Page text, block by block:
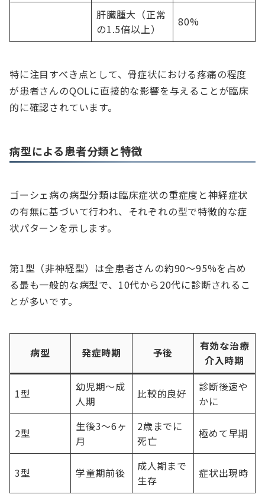
肝臓腫大（正常
の1.5倍以上）
80%
特に注目すべき点として、骨症状における疼痛の程度
が患者さんのQOLに直接的な影響を与えることが臨床
的に確認されています。
病型による患者分類と特徴
ゴーシェ病の病型分類は臨床症状の重症度と神経症状
の有無に基づいて行われ、それぞれの型で特徴的な症
状パターンを示します。
第1型（非神経型）は全患者さんの約90〜95%を占め
る最も一般的な病型で、10代から20代に診断されるこ
とが多いです。
病型 発症時期 予後
有効な治療
介入時期
1型
幼児期〜成
人期
比較的良好
診断後速や
かに
2型
生後3〜6ヶ
月
2歳までに
死亡
極めて早期
3型 学童期前後
成人期まで
生存
症状出現時